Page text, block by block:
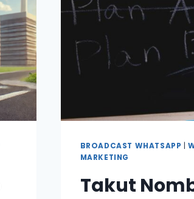
BROADCAST WHATSAPP |
MARKETING
Takut